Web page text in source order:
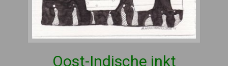
Oost-Indische inkt